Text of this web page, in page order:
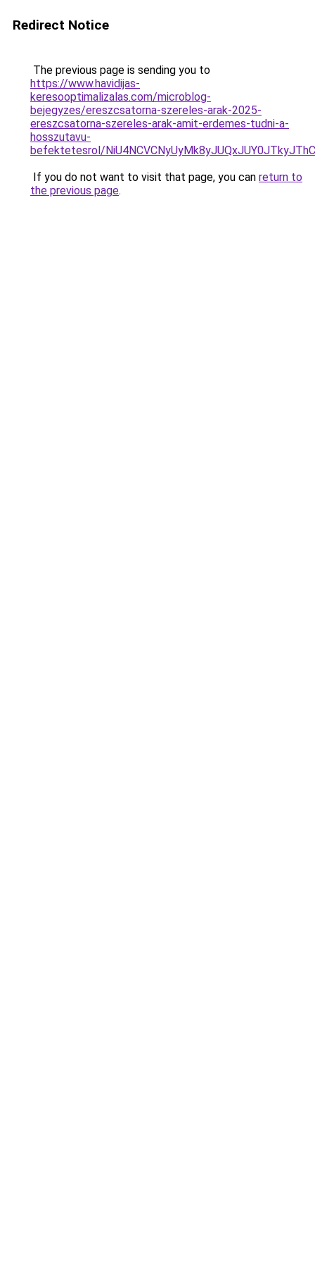
Redirect Notice
The previous page is sending you to
https://www.havidijas-
keresooptimalizalas.com/microblog-
bejegyzes/ereszcsatorna-szereles-arak-2025-
ereszcsatorna-szereles-arak-amit-erdemes-tudni-a-
hosszutavu-
befektetesrol/
If you do not want to visit that page, you can return to
the previous page.